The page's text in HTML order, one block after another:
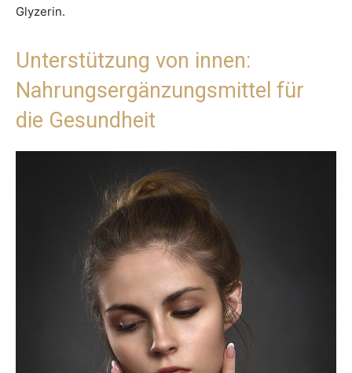
Glyzerin.
Unterstützung von innen:
Nahrungsergänzungsmittel für
die Gesundheit